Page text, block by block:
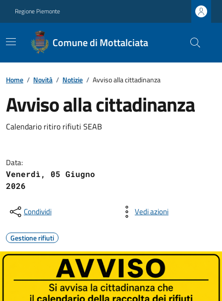
Regione Piemonte
Comune di Mottalciata
Home / Novità / Notizie / Avviso alla cittadinanza
Avviso alla cittadinanza
Calendario ritiro rifiuti SEAB
Data:
Venerdì, 05 Giugno
2026
Condividi Vedi azioni
Gestione rifiuti